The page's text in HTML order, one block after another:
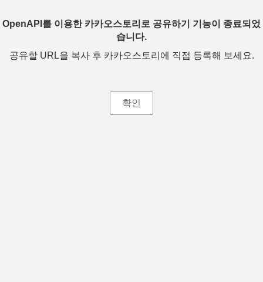
OpenAPI를 이용한 카카오스토리로 공유하기 기능이 종료되었
습니다.
공유할 URL을 복사 후 카카오스토리에 직접 등록해 보세요.
확인